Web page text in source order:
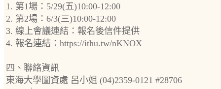
1. 第1場：5/29(五)10:00-12:00
2. 第2場：6/3(三)10:00-12:00
3. 線上會議連結：報名後信件提供
4. 報名連結：https://ithu.tw/nKNOX
四、聯絡資訊
東海大學圖資處 呂小姐 (04)2359-0121 #28706